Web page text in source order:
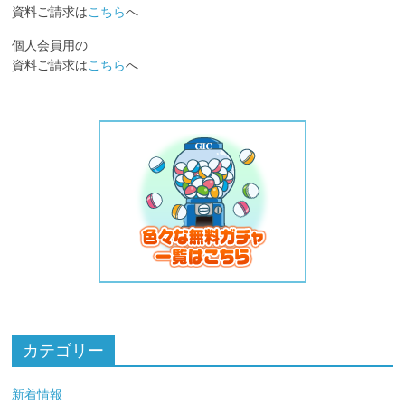
資料ご請求はこちらへ
個人会員用の
資料ご請求はこちらへ
カテゴリー
新着情報